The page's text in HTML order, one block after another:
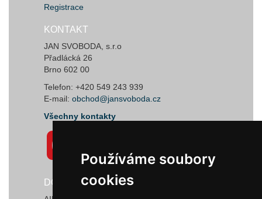
Používáme soubory
cookies
Používáme soubory
cookies
Registrace
KONTAKT
JAN SVOBODA, s.r.o
Přadlácká 26
Brno 602 00
Telefon: +420 549 243 939
E-mail: obchod@jansvoboda.cz
Všechny kontakty
DODAVATELÉ